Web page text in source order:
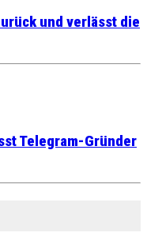
und verlässt die
Telegram-Gründer